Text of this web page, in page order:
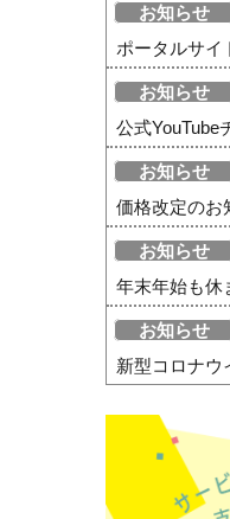
お知らせ
ポータルサイ
お知らせ
公式YouTube
お知らせ
価格改定のお
お知らせ
年末年始も休
お知らせ
新型コロナウ